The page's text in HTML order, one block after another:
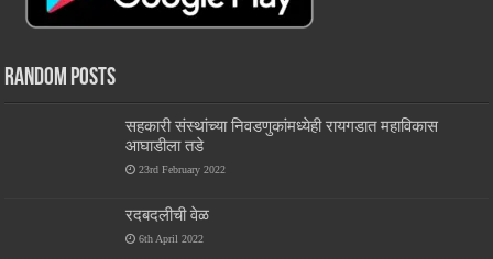
Random Posts
सहकारी संस्थांच्या निवडणुकांमध्येही रायगडात महाविकास
आघाडीला तडे
23rd February 2022
रदबदलीची वेळ
6th April 2022